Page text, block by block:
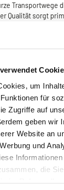
um
für
Zugriffe auf
geben wir
Website an
und
die
Transportwege
Qualität sorgt
PREISANGEBOT 3.
Ihr
• 1 Lieferstelle
EINGABEN